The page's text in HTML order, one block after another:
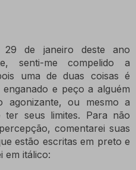
de janeiro deste ano
senti-me compelido a
uma de duas coisas é
e peço a alguém
agonizante, ou mesmo a
ter seus limites. Para não
comentarei suas
estão escritas em preto e
em itálico: